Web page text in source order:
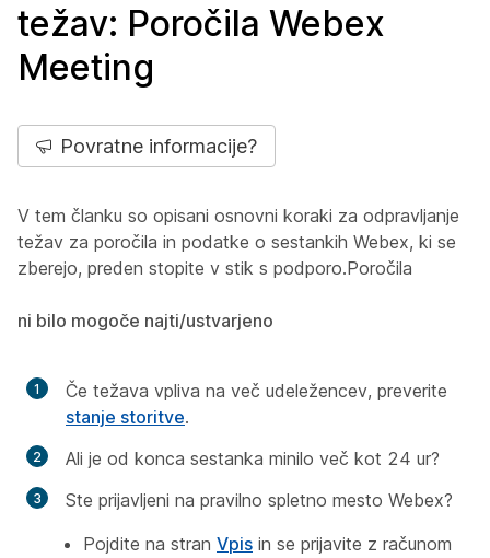
težav: Poročila Webex
Meeting
Povratne informacije?
V tem članku so opisani osnovni koraki za odpravljanje
težav za poročila in podatke o sestankih Webex, ki se
zberejo, preden stopite v stik s podporo.Poročila
ni bilo mogoče najti/ustvarjeno
Če težava vpliva na več udeležencev, preverite
stanje storitve.
Ali je od konca sestanka minilo več kot 24 ur?
Ste prijavljeni na pravilno spletno mesto Webex?
Pojdite na stran Vpis in se prijavite z računom